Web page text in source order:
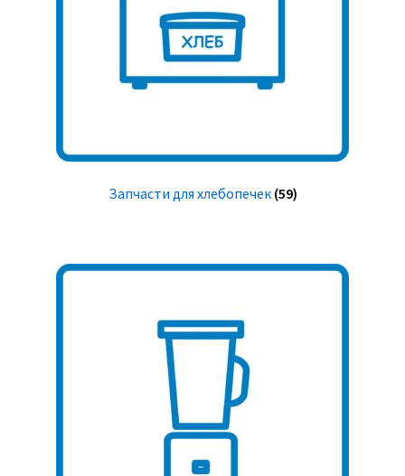
Запчасти для хлебопечек (59)